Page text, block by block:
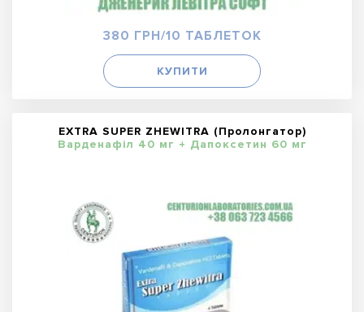
380 ГРН/10 ТАБЛЕТОК
КУПИТИ
EXTRA SUPER ZHEWITRA (Пролонгатор)
Варденафіл 40 мг + Дапоксетин 60 мг